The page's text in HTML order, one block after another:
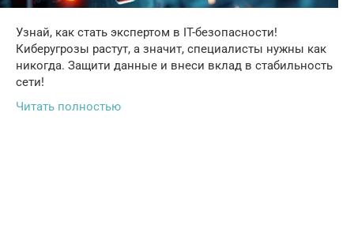
Узнай, как стать экспертом в IT-безопасности!
Киберугрозы растут, а значит, специалисты нужны как
никогда. Защити данные и внеси вклад в стабильность
сети!
Читать полностью